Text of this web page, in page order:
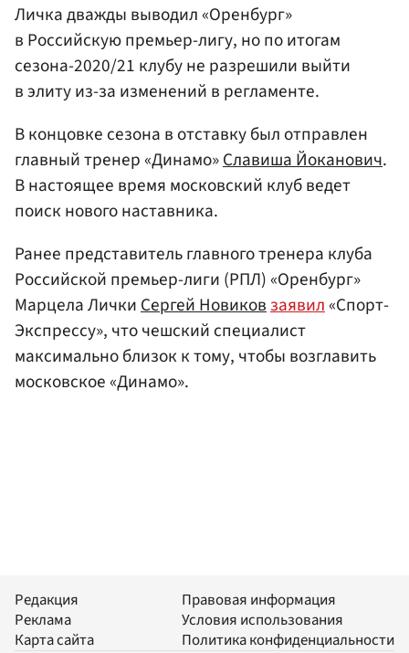
Личка дважды выводил «Оренбург»
в Российскую премьер-лигу, но по итогам
сезона-2020/21 клубу не разрешили выйти
в элиту из-за изменений в регламенте.
В концовке сезона в отставку был отправлен
главный тренер «Динамо»Славиша Йоканович.
В настоящее время московский клуб ведет
поиск нового наставника.
Ранее представитель главного тренера клуба
Российской премьер-лиги (РПЛ) «Оренбург»
Марцела ЛичкиСергей Новиковзаявил«Спорт-
Экспрессу», что чешский специалист
максимально близок к тому, чтобы возглавить
московское «Динамо».
Редакция
Реклама
Карта сайта
Правовая информация
Условия использования
Политика конфиденциальности